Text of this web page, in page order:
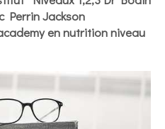
Perrin Jackson
en nutrition niveau